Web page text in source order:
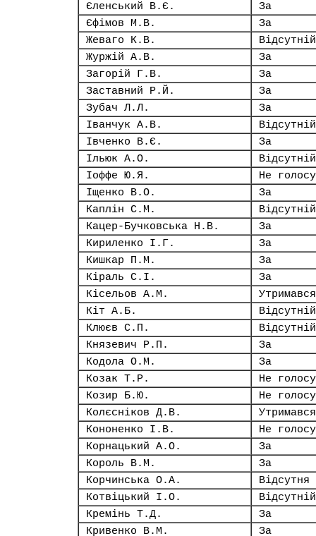
Єленський В.Є.
За
Єфімов М.В.
За
Жеваго К.В.
Відсутній
Журжій А.В.
За
Загорій Г.В.
За
Заставний Р.Й.
За
Зубач Л.Л.
За
Іванчук А.В.
Відсутній
Івченко В.Є.
За
Ільюк А.О.
Відсутній
Іоффе Ю.Я.
Не
Іщенко В.О.
За
Каплін С.М.
Відсутній
Кацер-Бучковська Н.В.
За
Кириленко І.Г.
За
Кишкар П.М.
За
Кіраль С.І.
За
Кісельов А.М.
Утримався
Кіт А.Б.
Відсутній
Клюєв С.П.
Відсутній
Князевич Р.П.
За
Кодола О.М.
За
Козак Т.Р.
Не
Козир Б.Ю.
Не
Колєсніков Д.В.
Утримався
Кононенко І.В.
Не
Корнацький А.О.
За
Король В.М.
За
Корчинська О.А.
Відсутня
Котвіцький І.О.
Відсутній
Кремінь Т.Д.
За
Кривенко В.М.
За